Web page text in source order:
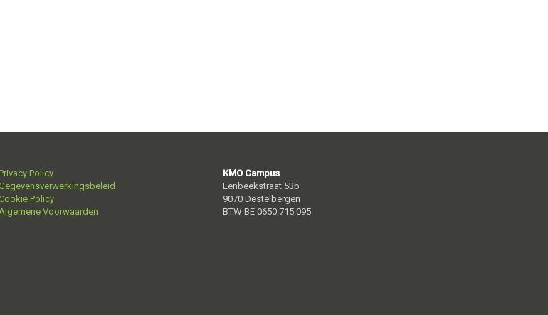
Privacy Policy
Gegevensverwerkingsbeleid
Cookie Policy
Voorwaarden
KMO Campus
Eenbeekstraat 53b
9070 Destelbergen
BTW BE 0650.715.095